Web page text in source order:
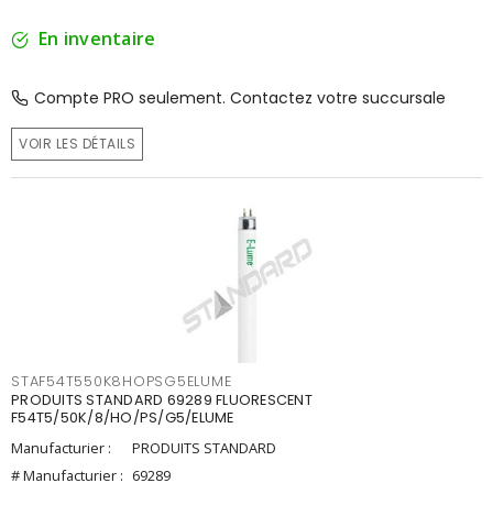
En inventaire
Compte PRO seulement. Contactez votre succursale
VOIR LES DÉTAILS
STAF54T550K8HOPSG5ELUME
PRODUITS STANDARD 69289 FLUORESCENT
F54T5/50K/8/HO/PS/G5/ELUME
Manufacturier :
PRODUITS STANDARD
# Manufacturier : 69289